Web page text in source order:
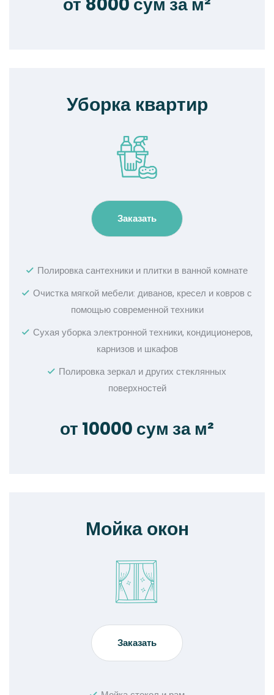
от 8000 сум за м²
Уборка квартир
Заказать
Полировка сантехники и плитки в ванной комнате
Очистка мягкой мебели: диванов, кресел и ковров с
помощью современной техники
Сухая уборка электронной техники, кондиционеров,
карнизов и шкафов
Полировка зеркал и других стеклянных
поверхностей
от 10000 сум за м²
Мойка окон
Заказать